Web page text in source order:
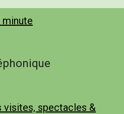
visites, spectacles &